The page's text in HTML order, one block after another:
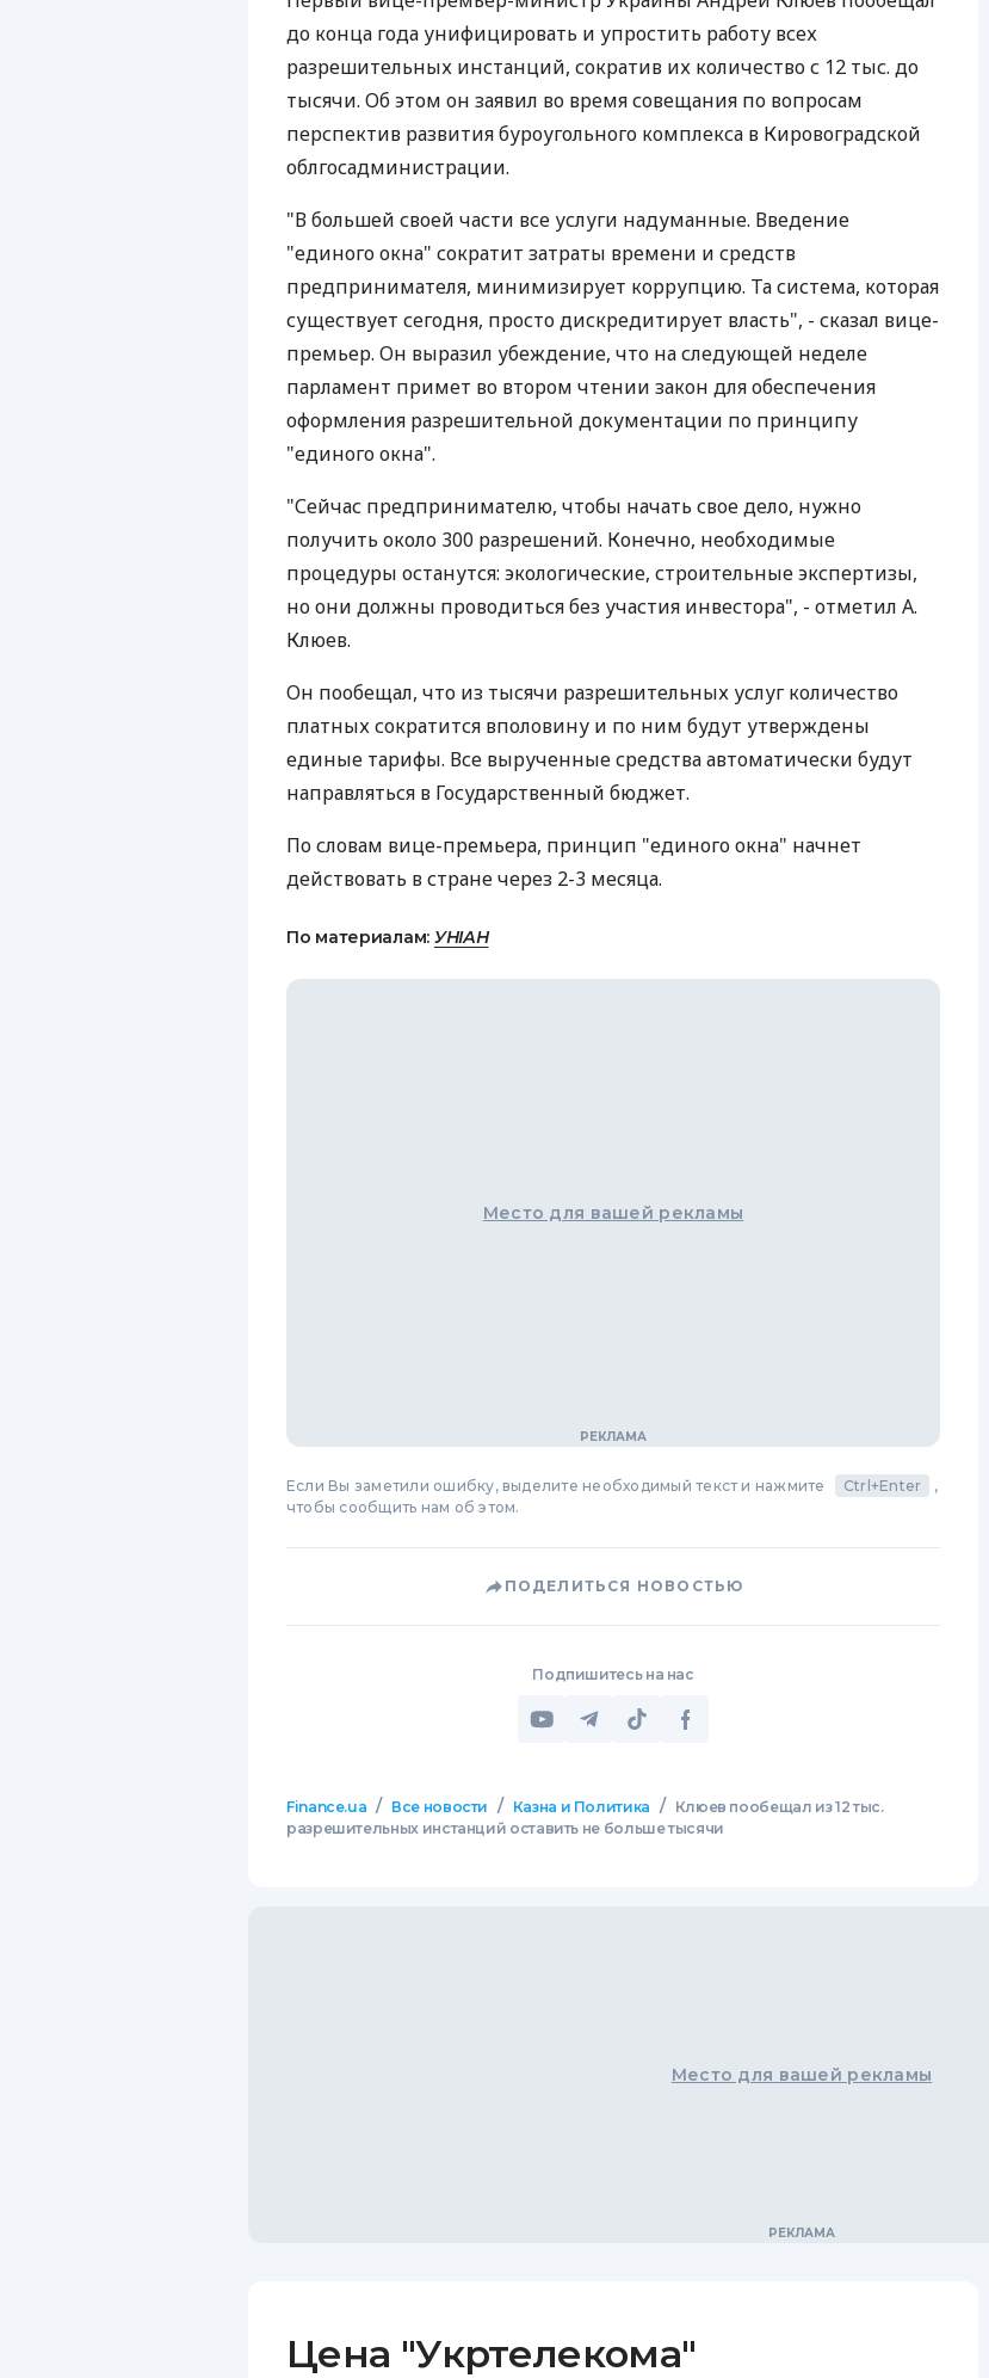
ЕЖЕМЕСЯЧНЫЙ ОБЗОР
КЕШБЭКА
ПУТЕВОДИТЕЛИ ПО
БАНКОВСКИМ КАРТАМ
до конца года унифицировать и упростить работу всех
разрешительных инстанций, сократив их количество с 12 тыс. до
тысячи. Об этом он заявил во время совещания по вопросам
перспектив развития буроугольного комплекса в Кировоградской
облгосадминистрации.
"В большей своей части все услуги надуманные. Введение
"единого окна" сократит затраты времени и средств
предпринимателя, минимизирует коррупцию. Та система, которая
существует сегодня, просто дискредитирует власть", - сказал вице-
премьер. Он выразил убеждение, что на следующей неделе
парламент примет во втором чтении закон для обеспечения
оформления разрешительной документации по принципу
"единого окна".
"Сейчас предпринимателю, чтобы начать свое дело, нужно
получить около 300 разрешений. Конечно, необходимые
процедуры останутся: экологические, строительные экспертизы,
но они должны проводиться без участия инвестора", - отметил А.
Клюев.
Он пообещал, что из тысячи разрешительных услуг количество
платных сократится вполовину и по ним будут утверждены
единые тарифы. Все вырученные средства автоматически будут
направляться в Государственный бюджет.
По словам вице-премьера, принцип "единого окна" начнет
действовать в стране через 2-3 месяца.
По материалам: УНІАН
Место для вашей рекламы
Если Вы заметили ошибку, выделите необходимый текст и нажмите Ctrl+Enter
,
чтобы сообщить нам об этом.
ПОДЕЛИТЬСЯ НОВОСТЬЮ
Подпишитесь на нас
Finance.ua / Все новости / Казна и Политика /
Клюев пообещал из 12 тыс.
разрешительных инстанций оставить не больше тысячи
Место для вашей рекламы
Цена "Укртелекома"